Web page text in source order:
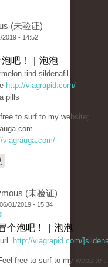
(未验证)
2019 - 14:52
泡吧！ | 泡泡
rind sildenafil
http://viagrapid.com/
pills
to surf to my website;
-
viagrauga.com/
(未验证)
01/2019 - 15:34
个泡吧！ | 泡泡
http://viagrapid.com/
free to surf to my website